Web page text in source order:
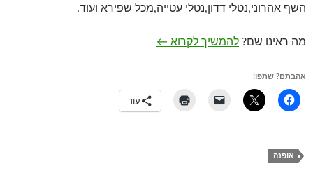
השף אהרוני,נטלי דדון,נטלי עטייה,מכל שפירא ועוד.
מה ראינו שם? להמשיך לקרוא יוסף – תצוגת האופנה לאביב קיץ 2014
←
אהבתם? שתפו!
עוד
אופנה